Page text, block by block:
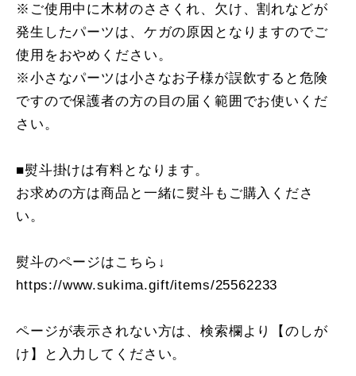
※ご使用中に木材のささくれ、欠け、割れなどが
発生したパーツは、ケガの原因となりますのでご
使用をおやめください。
※小さなパーツは小さなお子様が誤飲すると危険
ですので保護者の方の目の届く範囲でお使いくだ
さい。
■熨斗掛けは有料となります。
お求めの方は商品と一緒に熨斗もご購入くださ
い。
熨斗のページはこちら↓
https://www.sukima.gift/items/25562233
ページが表示されない方は、検索欄より【のしが
け】と入力してください。